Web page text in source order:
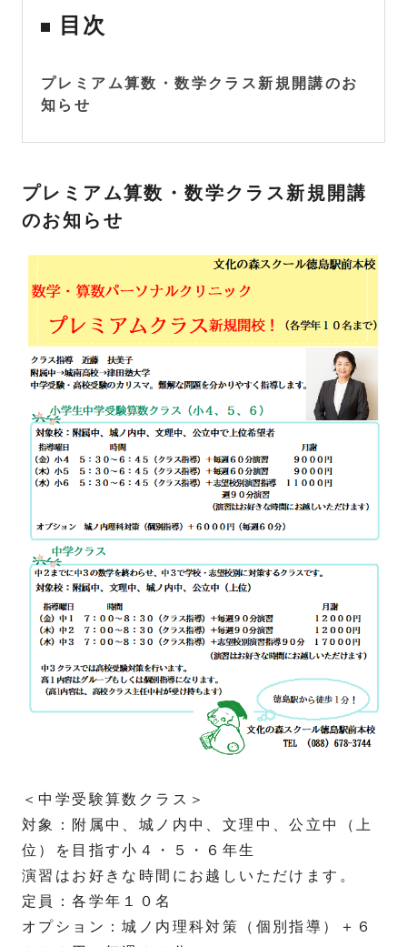
目次
プレミアム算数・数学クラス新規開講のお
知らせ
プレミアム算数・数学クラス新規開講
のお知らせ
＜中学受験算数クラス＞
対象：附属中、城ノ内中、文理中、公立中（上
位）を目指す小４・５・６年生
演習はお好きな時間にお越しいただけます。
定員：各学年１０名
オプション：城ノ内理科対策（個別指導）＋６